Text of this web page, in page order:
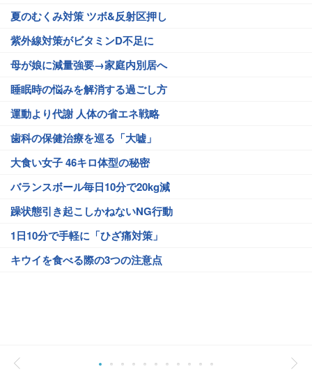
夏のむくみ対策 ツボ&反射区押し
紫外線対策がビタミンD不足に
母が娘に減量強要→家庭内別居へ
睡眠時の悩みを解消する過ごし方
運動より代謝 人体の省エネ戦略
歯科の保健治療を巡る「大嘘」
大食い女子 46キロ体型の秘密
バランスボール毎日10分で20kg減
躁状態引き起こしかねないNG行動
1日10分で手軽に「ひざ痛対策」
キウイを食べる際の3つの注意点